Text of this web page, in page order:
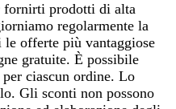
fornirti prodotti di alta
regolarmente la
offerte più vantaggiose
gratuite. È possibile
ciascun ordine. Lo
Gli sconti non possono